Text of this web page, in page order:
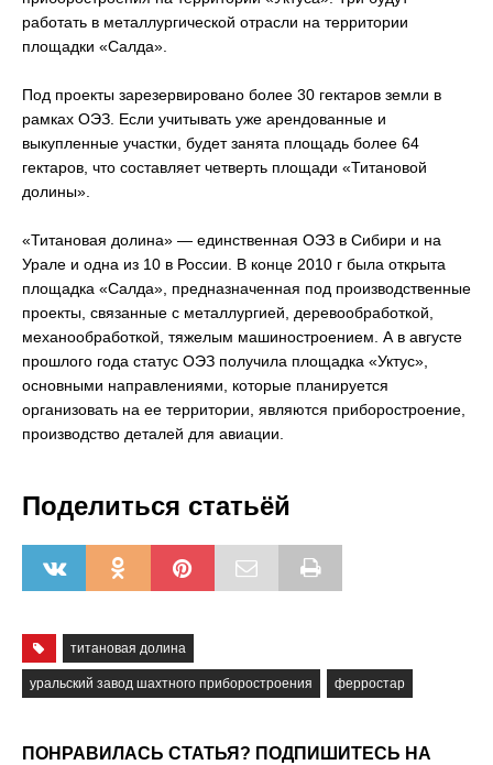
работать в металлургической отрасли на территории
площадки «Салда».
Под проекты зарезервировано более 30 гектаров земли в
рамках ОЭЗ. Если учитывать уже арендованные и
выкупленные участки, будет занята площадь более 64
гектаров, что составляет четверть площади «Титановой
долины».
«Титановая долина» — единственная ОЭЗ в Сибири и на
Урале и одна из 10 в России. В конце 2010 г была открыта
площадка «Салда», предназначенная под производственные
проекты, связанные с металлургией, деревообработкой,
механообработкой, тяжелым машиностроением. А в августе
прошлого года статус ОЭЗ получила площадка «Уктус»,
основными направлениями, которые планируется
организовать на ее территории, являются приборостроение,
производство деталей для авиации.
Поделиться статьёй
титановая долина
уральский завод шахтного приборостроения ферростар
ПОНРАВИЛАСЬ СТАТЬЯ? ПОДПИШИТЕСЬ НА